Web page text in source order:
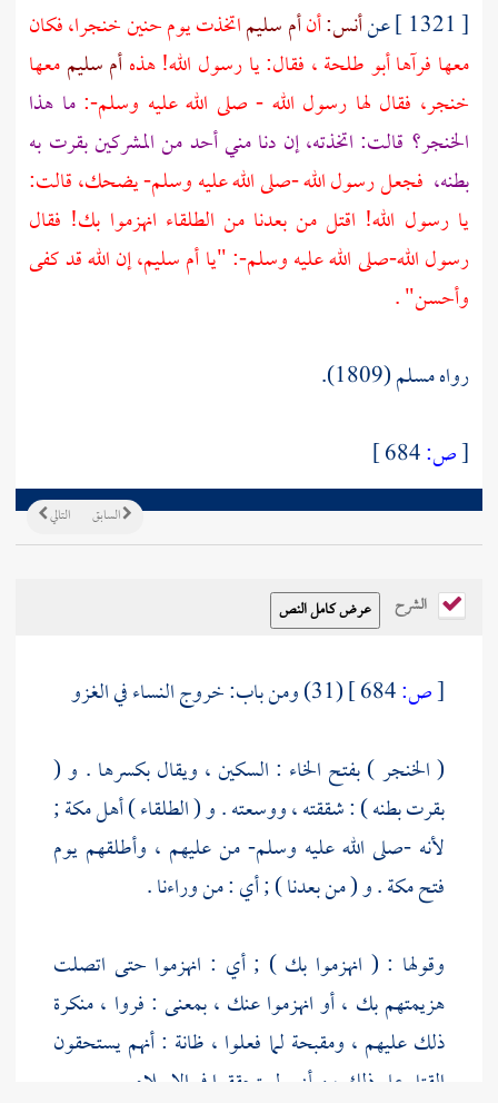
[ 1321 ] عن
أنس:أنأم سليماتخذت يومحنينخنجرا، فكان
معها فرآهاأبو طلحة ، فقال: يا رسول الله! هذهأم سليممعها
خنجر، فقال لها رسول الله - صلى الله عليه وسلم-:ما هذا
الخنجر؟ قالت: اتخذته، إن دنا مني أحد من المشركين بقرت به
بطنه، فجعل رسول الله -صلى الله عليه وسلم- يضحك، قالت:
يا رسول الله! اقتل من بعدنا من الطلقاء انهزموا بك! فقال
رسول الله-صلى الله عليه وسلم-: "ياأم سليم،إن الله قد كفى
وأحسن" .
رواه مسلم (1809).
[ص:
التالي السابق
الشرح
[ص:
(31) ومن باب: خروج النساء في الغزو
( الخنجر ) بفتح الخاء : السكين ، ويقال بكسرها . و (
بقرت بطنه ) : شققته ، ووسعته . و ( الطلقاء ) أهلمكة;
لأنه -صلى الله عليه وسلم- من عليهم ، وأطلقهم يوم
فتح مكة . و ( من بعدنا ) ; أي : من وراءنا .
وقولها : ( انهزموا بك ) ; أي : انهزموا حتى اتصلت
هزيمتهم بك ، أو انهزموا عنك ، بمعنى : فروا ، منكرة
ذلك عليهم ، ومقبحة لما فعلوا ، ظانة : أنهم يستحقون
القتل على ذلك ، وبأنهم لم يتحققوا في الإسلام .